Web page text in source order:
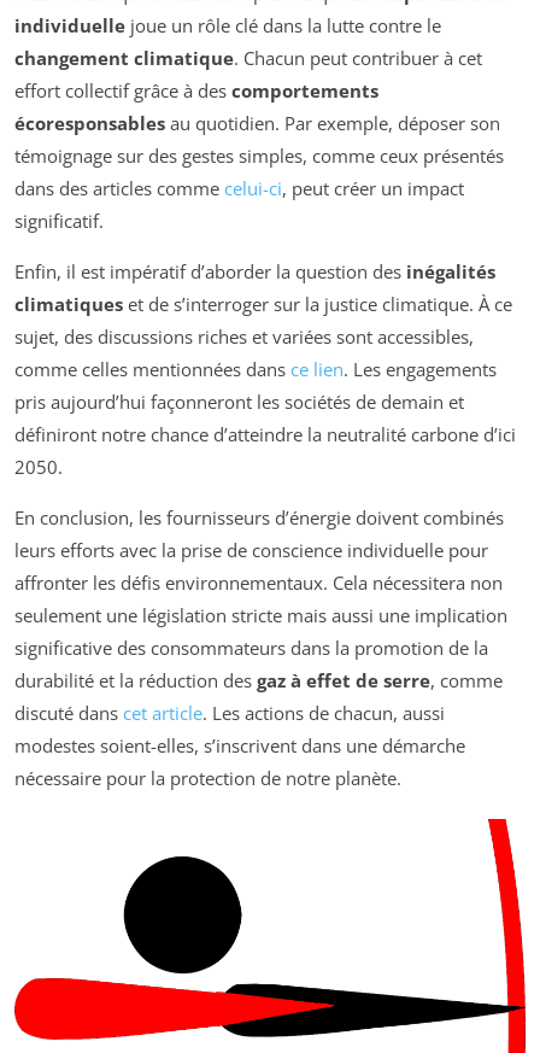
individuelle joue un rôle clé dans la lutte contre le
changement climatique. Chacun peut contribuer à cet
effort collectif grâce à des comportements
écoresponsables au quotidien. Par exemple, déposer son
témoignage sur des gestes simples, comme ceux présentés
dans des articles comme celui-ci, peut créer un impact
significatif.
Enfin, il est impératif d’aborder la question des inégalités
climatiques et de s’interroger sur la justice climatique. À ce
sujet, des discussions riches et variées sont accessibles,
comme celles mentionnées dans ce lien. Les engagements
pris aujourd’hui façonneront les sociétés de demain et
définiront notre chance d’atteindre la neutralité carbone d’ici
2050.
En conclusion, les fournisseurs d’énergie doivent combinés
leurs efforts avec la prise de conscience individuelle pour
affronter les défis environnementaux. Cela nécessitera non
seulement une législation stricte mais aussi une implication
significative des consommateurs dans la promotion de la
durabilité et la réduction des gaz à effet de serre, comme
discuté dans cet article. Les actions de chacun, aussi
modestes soient-elles, s’inscrivent dans une démarche
nécessaire pour la protection de notre planète.